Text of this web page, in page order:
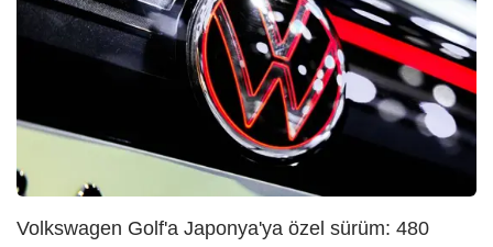
Volkswagen Golf'a Japonya'ya özel sürüm: 480